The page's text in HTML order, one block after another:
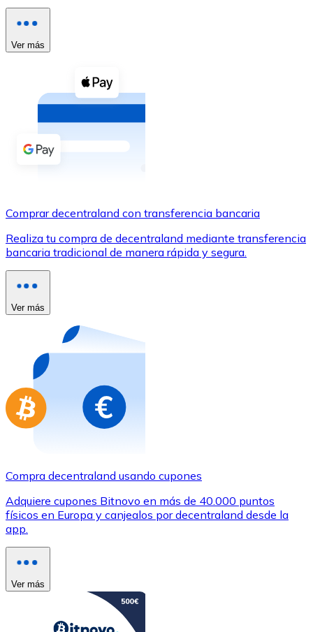
Ver todo
Compra criptomonedas con efectivo en tu tienda más
Comprar con efectivo
Transferencia SEPA
Utiliza tarjetas Visa y Mastercard para comprar
Comprar con tarjeta
Compra tarjetas regalo de tus marcas favoritas con
Ir a la tienda de tarjetas regalo
Ver más
Comprar decentraland con transferencia bancaria
Realiza tu compra de decentraland mediante transferencia
bancaria tradicional de manera rápida y segura.
Ver más
Compra decentraland usando cupones
Adquiere cupones Bitnovo en más de 40.000 puntos
físicos en Europa y canjealos por decentraland desde la
app.
Ver más